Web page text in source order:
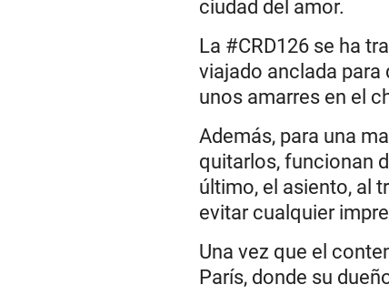
ciudad del amor.
La #CRD126 se ha
viajado anclada
unos amarres en el
Además, para una
quitarlos, funcionan
último, el asiento, al
evitar cualquier
Una vez que el
París, donde su